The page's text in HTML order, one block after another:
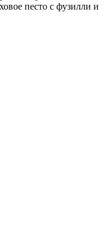
песто с фузилли и